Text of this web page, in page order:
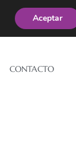
CONTACTO
Aceptar